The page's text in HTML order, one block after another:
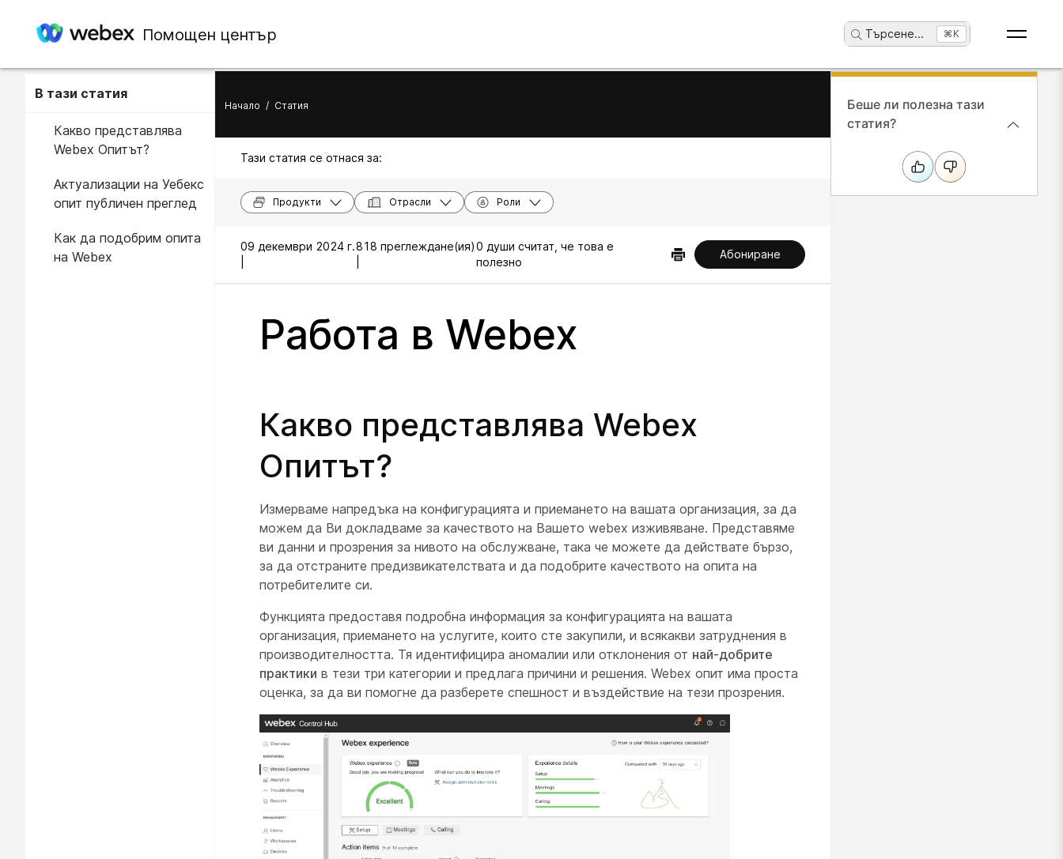
Помощен център Търсене... ⌘K
В тази статия
Какво представлява
Webex Опитът?
Актуализации на Уебекс
опит публичен преглед
Как да подобрим опита
на Webex
Начало / Статия
Тази статия се отнася за:
Продукти Отрасли Роли
09 декември 2024 г.818 преглеждане(ия)0 души считат, че това е
полезно
Абониране
Работа в Webex
Какво представлява Webex
Опитът?
Измерваме напредъка на конфигурацията и приемането на вашата организация, за да
можем да Ви докладваме за качеството на Вашето webex изживяване. Представяме
ви данни и прозрения за нивото на обслужване, така че можете да действате бързо,
за да отстраните предизвикателствата и да подобрите качеството на опита на
потребителите си.
Функцията предоставя подробна информация за конфигурацията на вашата
организация, приемането на услугите, които сте закупили, и всякакви затруднения в
производителността. Тя идентифицира аномалии или отклонения от най-добрите
практики в тези три категории и предлага причини и решения. Webex опит има проста
оценка, за да ви помогне да разберете спешност и въздействие на тези прозрения.
Беше ли полезна тази
статия?